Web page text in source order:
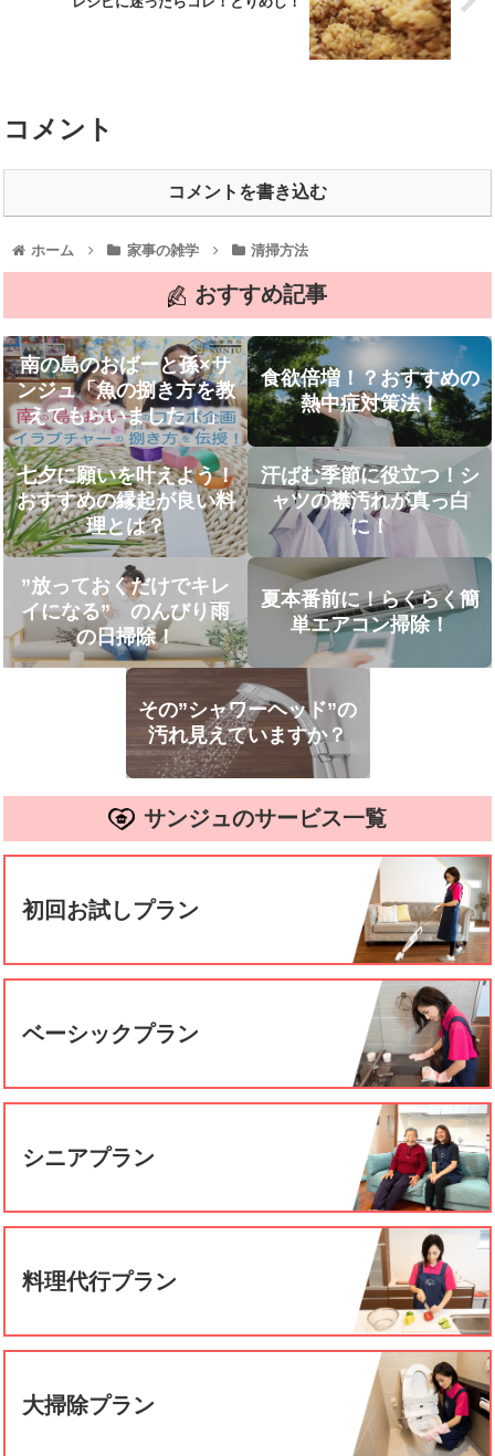
コメント
コメントを書き込む
ホーム 家事の雑学 清掃方法
おすすめ記事
南の島のおばーと孫×サ
ンジュ「魚の捌き方を教
えてもらいました！」
食欲倍増！？おすすめの
熱中症対策法！
七夕に願いを叶えよう！
おすすめの縁起が良い料
理とは？
汗ばむ季節に役立つ！シ
ャツの襟汚れが真っ白
に！
”放っておくだけでキレ
イになる” のんびり雨
の日掃除！
夏本番前に！らくらく簡
単エアコン掃除！
その”シャワーヘッド”の
汚れ見えていますか？
サンジュのサービス一覧
初回お試しプラン
ベーシックプラン
シニアプラン
料理代行プラン
大掃除プラン